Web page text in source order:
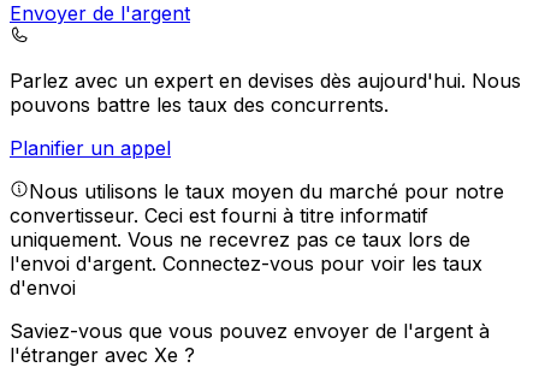
Envoyer de l'argent
Parlez avec un expert en devises dès aujourd'hui. Nous
pouvons battre les taux des concurrents.
Planifier un appel
Nous utilisons le taux moyen du marché pour notre
convertisseur. Ceci est fourni à titre informatif
uniquement. Vous ne recevrez pas ce taux lors de
l'envoi d'argent. Connectez-vous pour voir les taux
d'envoi
Saviez-vous que vous pouvez envoyer de l'argent à
l'étranger avec Xe ?